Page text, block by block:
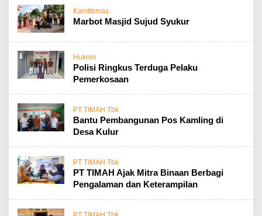
Kamtibmas
Marbot Masjid Sujud Syukur
Hukrim
Polisi Ringkus Terduga Pelaku
Pemerkosaan
PT TIMAH Tbk
Bantu Pembangunan Pos Kamling di
Desa Kulur
PT TIMAH Tbk
PT TIMAH Ajak Mitra Binaan Berbagi
Pengalaman dan Keterampilan